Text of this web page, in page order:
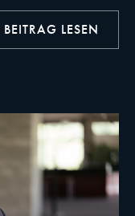
LESEN